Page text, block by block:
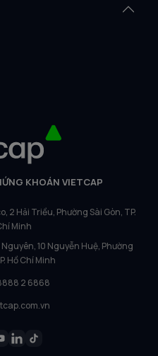
KHOÁN VIETCAP
2 Hải Triều, Phường Sài Gòn, TP.
Minh
10 Nguyễn Huệ, Phường
Hồ Chí Minh
2 6868